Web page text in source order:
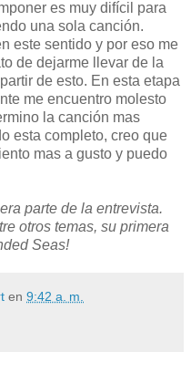
es muy difícil para
una sola canción.
este sentido y por eso me
de dejarme llevar de la
de esto. En esta etapa
me encuentro molesto
la canción mas
esta completo, creo que
mas a gusto y puedo
parte de la entrevista.
otros temas, su primera
Seas!
en 9:42 a. m.